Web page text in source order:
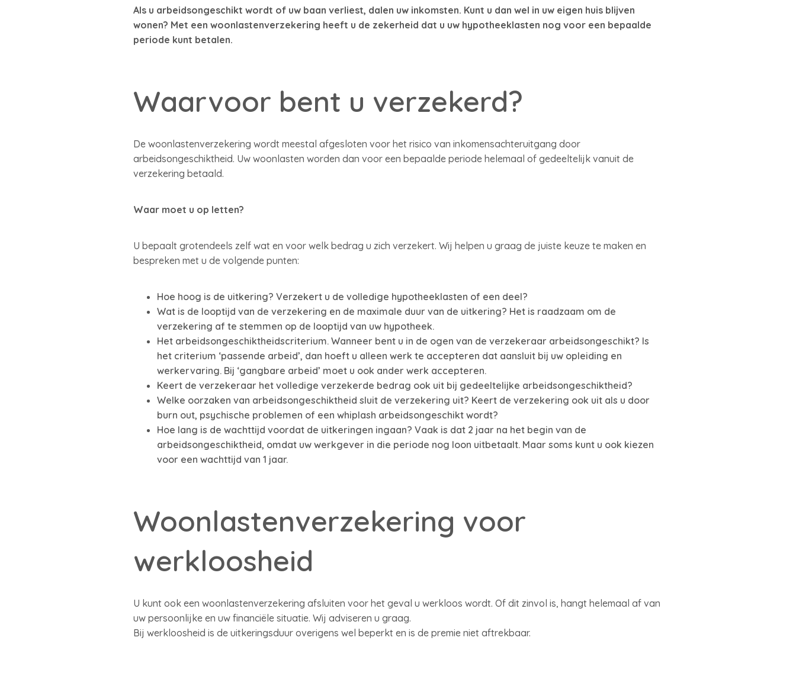
Als u arbeidsongeschikt wordt of uw baan verliest, dalen uw inkomsten. Kunt u dan wel in uw eigen huis blijven
wonen? Met een woonlastenverzekering heeft u de zekerheid dat u uw hypotheeklasten nog voor een bepaalde
periode kunt betalen.
Waarvoor bent u verzekerd?
De woonlastenverzekering wordt meestal afgesloten voor het risico van inkomensachteruitgang door
arbeidsongeschiktheid. Uw woonlasten worden dan voor een bepaalde periode helemaal of gedeeltelijk vanuit de
verzekering betaald.
Waar moet u op letten?
U bepaalt grotendeels zelf wat en voor welk bedrag u zich verzekert. Wij helpen u graag de juiste keuze te maken en
bespreken met u de volgende punten:
Hoe hoog is de uitkering? Verzekert u de volledige hypotheeklasten of een deel?
Wat is de looptijd van de verzekering en de maximale duur van de uitkering? Het is raadzaam om de
verzekering af te stemmen op de looptijd van uw hypotheek.
Het arbeidsongeschiktheidscriterium. Wanneer bent u in de ogen van de verzekeraar arbeidsongeschikt? Is
het criterium ‘passende arbeid’, dan hoeft u alleen werk te accepteren dat aansluit bij uw opleiding en
werkervaring. Bij ‘gangbare arbeid’ moet u ook ander werk accepteren.
Keert de verzekeraar het volledige verzekerde bedrag ook uit bij gedeeltelijke arbeidsongeschiktheid?
Welke oorzaken van arbeidsongeschiktheid sluit de verzekering uit? Keert de verzekering ook uit als u door
burn out, psychische problemen of een whiplash arbeidsongeschikt wordt?
Hoe lang is de wachttijd voordat de uitkeringen ingaan? Vaak is dat 2 jaar na het begin van de
arbeidsongeschiktheid, omdat uw werkgever in die periode nog loon uitbetaalt. Maar soms kunt u ook kiezen
voor een wachttijd van 1 jaar.
Woonlastenverzekering voor
werkloosheid
U kunt ook een woonlastenverzekering afsluiten voor het geval u werkloos wordt. Of dit zinvol is, hangt helemaal af van
uw persoonlijke en uw financiële situatie. Wij adviseren u graag.
Bij werkloosheid is de uitkeringsduur overigens wel beperkt en is de premie niet aftrekbaar.